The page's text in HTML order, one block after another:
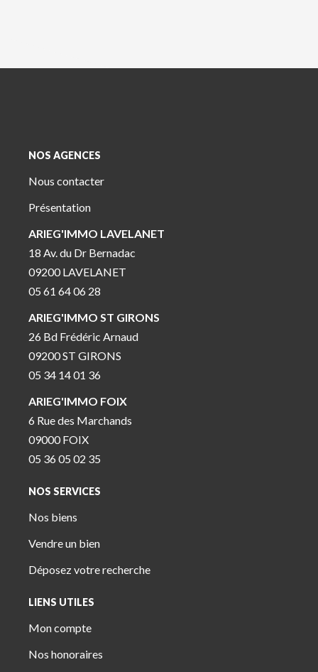
NOS AGENCES
Nous contacter
Présentation
ARIEG'IMMO LAVELANET
18 Av. du Dr Bernadac
09200 LAVELANET
05 61 64 06 28
ARIEG'IMMO ST GIRONS
26 Bd Frédéric Arnaud
09200 ST GIRONS
05 34 14 01 36
ARIEG'IMMO FOIX
6 Rue des Marchands
09000 FOIX
05 36 05 02 35
NOS SERVICES
Nos biens
Vendre un bien
Déposez votre recherche
LIENS UTILES
Mon compte
Nos honoraires